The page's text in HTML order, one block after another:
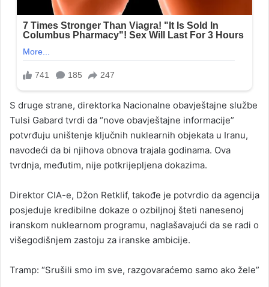
S druge strane, direktorka Nacionalne obavještajne službe
Tulsi Gabard tvrdi da “nove obavještajne informacije”
potvrđuju uništenje ključnih nuklearnih objekata u Iranu,
navodeći da bi njihova obnova trajala godinama. Ova
tvrdnja, međutim, nije potkrijepljena dokazima.
Direktor CIA-e, Džon Retklif, takođe je potvrdio da agencija
posjeduje kredibilne dokaze o ozbiljnoj šteti nanesenoj
iranskom nuklearnom programu, naglašavajući da se radi o
višegodišnjem zastoju za iranske ambicije.
Tramp: “Srušili smo im sve, razgovaraćemo samo ako žele”